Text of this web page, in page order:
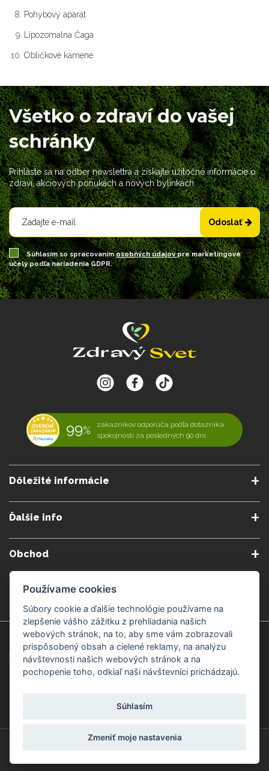
Pohybový aparát
Lipozomalna Čaga
Obličkové kamene
Všetko o zdraví do vašej
schránky
Prihláste sa na odber newslettra a získajte užitočné informácie o
zdraví, akciových ponukách a nových bylinkách.
Odoslať
Súhlasím so spracovanímosobných údajovpre marketingové
účely podľa nariadenia GDPR.
99%
zákazníkov odporúča podľa dotazníka
spokojnosti za posledných 90 dní
Dôležité informácie
Ochrana osobných údajov
Cookies nastavenia
Ďalšie info
Gemmoterapia
Obchod
Nakupuj bezpečne Veľkoobchod
Kamenné predajne
Považská Bystrica v Kauflande Považská Bystrica Mpark
Žilina Čadca
Záruka kvality
© Copyright 2008-2026 ZdravýSvet.sk
Používame cookies
Súbory cookie a ďalšie technológie používame na
zlepšenie vášho zážitku z prehliadania našich
webových stránok, na to, aby sme vám zobrazovali
prispôsobený obsah a cielené reklamy, na analýzu
návštevnosti našich webových stránok a na
pochopenie toho, odkiaľ naši návštevníci prichádzajú.
Súhlasím
Zmeniť moje nastavenia